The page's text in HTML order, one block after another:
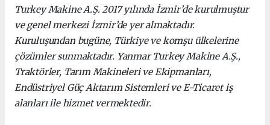
Turkey Makine A.Ş. 2017 yılında İzmir’de kurulmuştur
ve genel merkezi İzmir’de yer almaktadır.
Kuruluşundan bugüne, Türkiye ve komşu ülkelerine
çözümler sunmaktadır. Yanmar Turkey Makine A.Ş.,
Traktörler, Tarım Makineleri ve Ekipmanları,
Endüstriyel Güç Aktarım Sistemleri ve E-Ticaret iş
alanları ile hizmet vermektedir.